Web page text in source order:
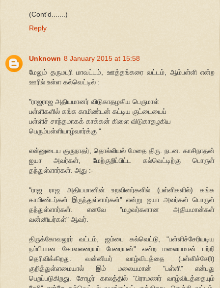
(Cont'd.......)
Reply
Unknown 8 January 2015 at 15:58
மேலும் தருமபுரி மாவட்டம், ஊத்தங்கரை வட்டம், ஆம்பள்ளி என்ற
ஊரில் உள்ள கல்வெட்டில் :
"ராஜராஜ அதியமானர் விடுகாதழகிய பெருமாள்
பள்ளிகளில் கங்க காமிண்டன் கட்டிய குட்டையைப்
பள்ளிச் சாந்தமாகக் காக்கன் கிளை விடுகாதழகிய
பெரும்பள்ளியாழ்வார்க்கு "
என்னுடைய குருநாதர், தொல்லியல் மேதை திரு. நடன. காசிநாதன்
ஐயா அவர்கள், மேற்குறிப்பிட்ட கல்வெட்டிற்கு பொருள்
தந்துள்ளார்கள். அது :-
"ராஜ ராஜ அதியமானின் உறவினர்களில் (பள்ளிகளில்) கங்க
காமிண்டர்கள் இருந்துள்ளார்கள்" என்று ஐயா அவர்கள் பொருள்
தந்துள்ளார்கள். எனவே "மழவர்களான அதியமான்கள்
வன்னியர்கள்" ஆவர்.
திருக்கோவலூர் வட்டம், ஜம்பை கல்வெட்டு, "பள்ளிச்சேரியடிய
நம்பியான கோவலரையப் பேரையன்" என்ற மலையமான் பற்றி
தெரிவிக்கிறது. வன்னியர் வாழ்விடத்தை (பள்ளிச்சேரி)
குறித்துள்ளமையால் இம் மலையமான் "பள்ளி" என்பது
பெறப்படுகிறது. சோழர் காலத்தில் "பிராமணர் வாழ்விடத்தையும்